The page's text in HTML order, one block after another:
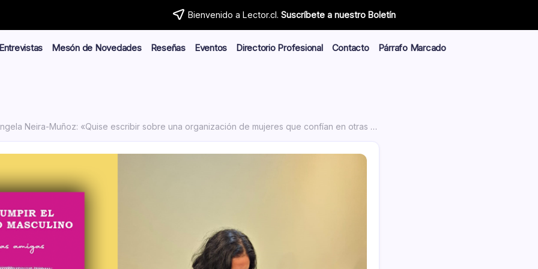
Bienvenido a Lector.cl. Suscríbete a nuestro Boletín
Entrevistas Mesón de Novedades Reseñas Eventos Directorio Profesional Contacto
Párrafo Marcado
Neira-Muñoz: «Quise escribir sobre una organización de mujeres que confían en otras mujeres. Esto es lo que más destaco de mi ensayo»